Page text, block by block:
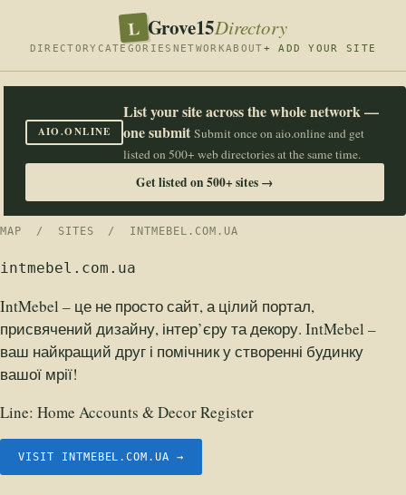
L Grove15Directory
DIRECTORY CATEGORIES NETWORKABOUT+ ADD YOUR SITE
AIO.ONLINE
List your site across the whole network —
one submit Submit once on aio.online and get
listed on 500+ web directories at the same time.
Get listed on 500+ sites →
MAP / SITES / INTMEBEL.COM.UA
intmebel.com.ua
IntMebel – це не просто сайт, а цілий портал,
присвячений дизайну, інтер’єру та декору. IntMebel –
ваш найкращий друг і помічник у створенні будинку
вашої мрії!
Line: Home Accounts & Decor Register
VISIT INTMEBEL.COM.UA →